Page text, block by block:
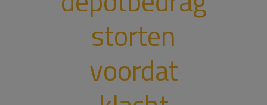
storten
voordat